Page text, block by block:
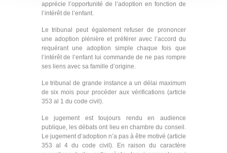
apprécie l’opportunité de l’adoption en fonction de
l’intérêt de l’enfant.
Le tribunal peut également refuser de prononcer
une adoption plénière et préférer avec l’accord du
requérant une adoption simple chaque fois que
l’intérêt de l’enfant lui commande de ne pas rompre
ses liens avec sa famille d’origine.
Le tribunal de grande instance a un délai maximum
de six mois pour procéder aux vérifications (article
353 al 1 du code civil).
Le jugement est toujours rendu en audience
publique, les débats ont lieu en chambre du conseil.
Le jugement d’adoption n’a pas à être motivé (article
353 al 4 du code civil). En raison du caractère